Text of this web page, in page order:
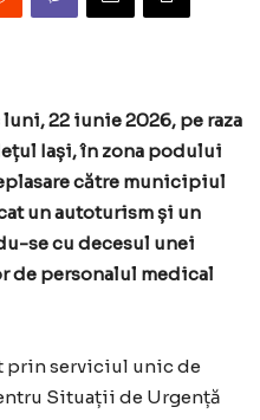
22 iunie 2026, pe raza
Iași, în zona podului
către municipiul
un autoturism și un
se cu decesul unei
de personalul medical
prin serviciul unic de
Situații de Urgență